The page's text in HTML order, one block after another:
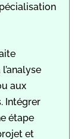
aux
Intégrer
étape
et